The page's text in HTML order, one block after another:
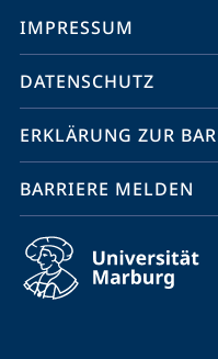
Service-
Navigation
IMPRESSUM
DATENSCHUTZ
ERKLÄRUNG ZUR
BARRIERE MELDEN